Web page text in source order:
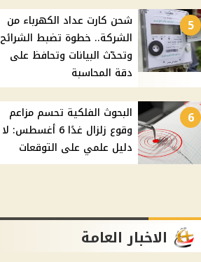
5
شحن كارت عداد الكهرباء من
الشركة.. خطوة تضبط الشرائح
وتحدّث البيانات وتحافظ على
دقة المحاسبة
6
البحوث الفلكية تحسم مزاعم
وقوع زلزال غدًا 6 أغسطس: لا
دليل علمي على التوقعات
الاخبار العامة